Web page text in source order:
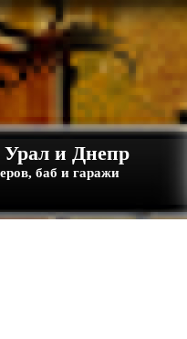
и Днепр
баб и гаражи